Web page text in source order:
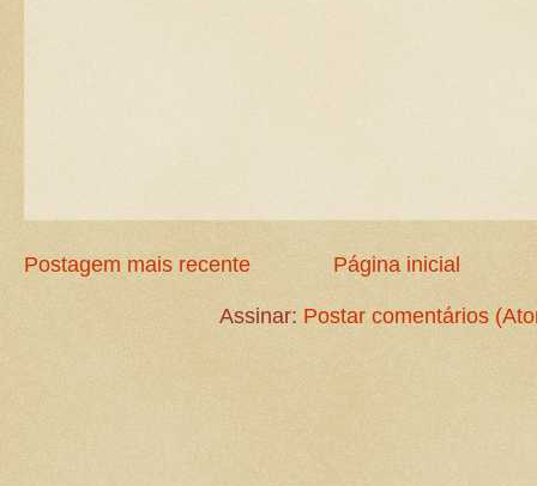
Postagem mais recente Página inicial
Assinar: Postar comentários